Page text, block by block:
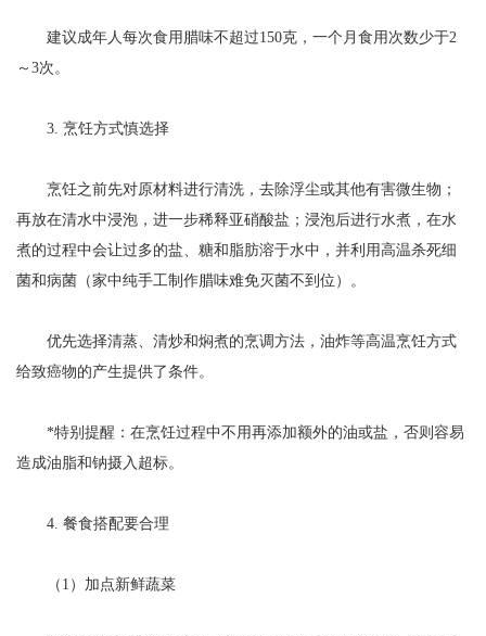
建议成年人每次食用腊味不超过150克，一个月食用次数少于2
～3次。
3. 烹饪方式慎选择
烹饪之前先对原材料进行清洗，去除浮尘或其他有害微生物；
再放在清水中浸泡，进一步稀释亚硝酸盐；浸泡后进行水煮，在水
煮的过程中会让过多的盐、糖和脂肪溶于水中，并利用高温杀死细
菌和病菌（家中纯手工制作腊味难免灭菌不到位）。
优先选择清蒸、清炒和焖煮的烹调方法，油炸等高温烹饪方式
给致癌物的产生提供了条件。
*特别提醒：在烹饪过程中不用再添加额外的油或盐，否则容易
造成油脂和钠摄入超标。
4. 餐食搭配要合理
（1）加点新鲜蔬菜